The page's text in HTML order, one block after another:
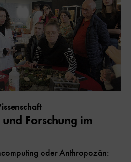
Forschung im
oder Anthropozän: